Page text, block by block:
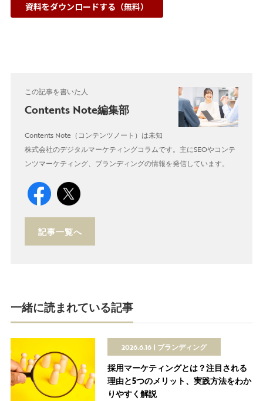
この記事を書いた人
Contents Note編集部
Contents Note（コンテンツノート）は未知
株式会社のデジタルマーケティングコラムです。主にSEOやコンテ
ンツマーケティング、ブランディングの情報を発信しています。
記事一覧へ
一緒に読まれている記事
2026.6.16 ブランディング
採用マーケティングとは？注目される
理由と5つのメリット、実践方法をわか
りやすく解説